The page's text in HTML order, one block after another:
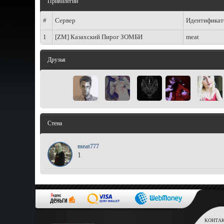
# Сервер
1 [ZM] Казахский Пирог ЗОМБИ meat
Друзья
Стена
meat777
1